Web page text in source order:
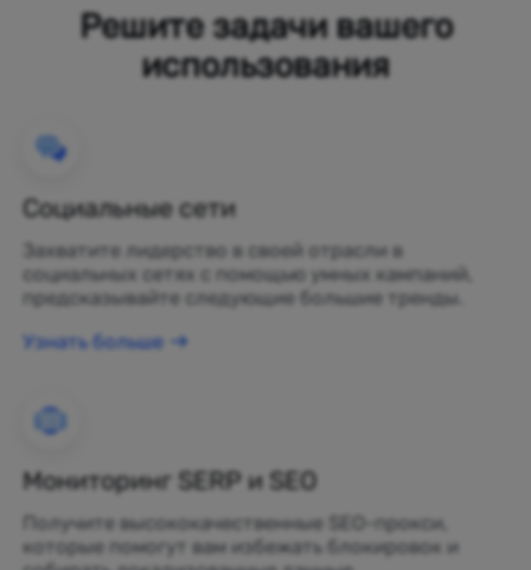
Решите задачи вашего
использования
Социальные сети
Захватите лидерство в своей отрасли в
социальных сетях с помощью умных кампаний,
предсказывайте следующие большие тренды.
Узнать больше
Мониторинг SERP и SEO
Получите высококачественные SEO-прокси,
которые помогут вам избежать блокировок и